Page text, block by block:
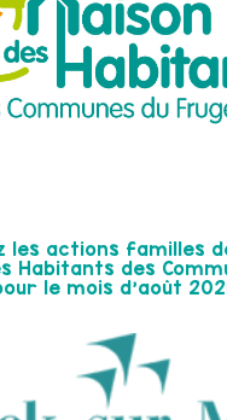
les actions familles
Habitants des
le mois d’août